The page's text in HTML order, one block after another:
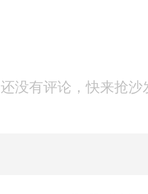
还没有评论，快来抢沙